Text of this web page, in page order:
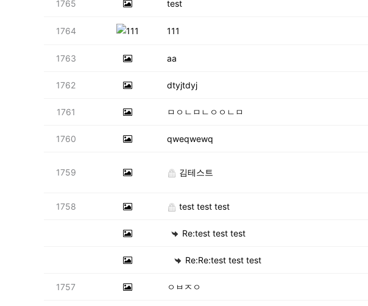
1765 test
1764 111
1763 aa
1762 dtyjtdyj
1761 ㅁㅇㄴㅁㄴㅇㅇㄴㅁ
1760 qweqwewq
1759 김테스트
1758 test test test
Re:test test test
Re:Re:test test test
1757 ㅇㅂㅈㅇ